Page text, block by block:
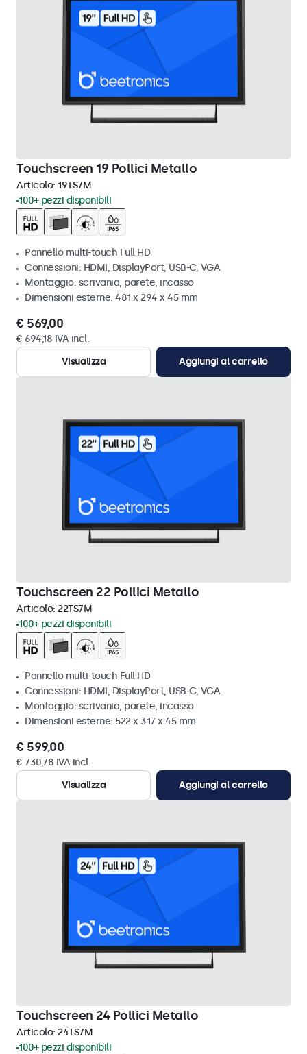
Touchscreen 19 Pollici Metallo
Articolo: 19TS7M
100+ pezzi disponibili
Pannello multi-touch Full HD
Connessioni: HDMI, DisplayPort, USB-C, VGA
Montaggio: scrivania, parete, incasso
Dimensioni esterne: 481 x 294 x 45 mm
€ 569,00
€ 694,18 IVA incl.
Visualizza
Aggiungi al carrello
Touchscreen 22 Pollici Metallo
Articolo: 22TS7M
100+ pezzi disponibili
Pannello multi-touch Full HD
Connessioni: HDMI, DisplayPort, USB-C, VGA
Montaggio: scrivania, parete, incasso
Dimensioni esterne: 522 x 317 x 45 mm
€ 599,00
€ 730,78 IVA incl.
Visualizza
Aggiungi al carrello
Touchscreen 24 Pollici Metallo
Articolo: 24TS7M
100+ pezzi disponibili